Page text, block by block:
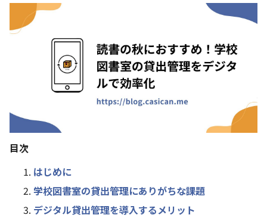
目次
はじめに
学校図書室の貸出管理にありがちな課題
デジタル貸出管理を導入するメリット